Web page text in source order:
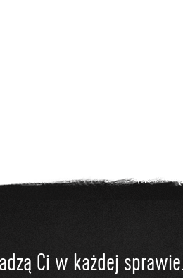
Ci w każdej sprawie.